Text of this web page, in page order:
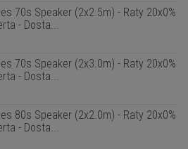
70s Speaker (2x2.5m) - Raty 20x0%
- Dosta...
70s Speaker (2x3.0m) - Raty 20x0%
- Dosta...
80s Speaker (2x2.0m) - Raty 20x0%
- Dosta...